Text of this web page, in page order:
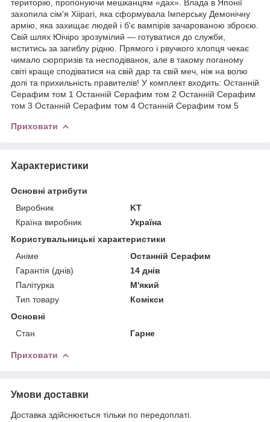
територію, пропонуючи мешканцям «дах». Влада в Японії
захопила сім'я Хіірагі, яка сформувала Імперську Демонічну
армію, яка захищає людей і б'є вампірів зачарованою зброєю.
Свій шлях Юічіро зрозумілий — готуватися до служби,
мститись за загиблу рідню. Прямого і рвучкого хлопця чекає
чимало сюрпризів та несподіванок, але в такому поганому
світі краще сподіватися на свій дар та свій меч, ніж на волю
долі та прихильність правителів! У комплект входить: Останній
Серафим том 1 Останній Серафим том 2 Останній Серафим
том 3 Останній Серафим том 4 Останній Серафим том 5
Приховати
Характеристики
Основні атрибути
Виробник
KT
Країна виробник
Україна
Користувальницькі характеристики
Аніме
Останній Серафим
Гарантія (днів)
14 днів
Палітурка
М'який
Тип товару
Комікси
Основні
Стан
Гарне
Приховати
Умови доставки
Доставка здійснюється тільки по передоплаті.